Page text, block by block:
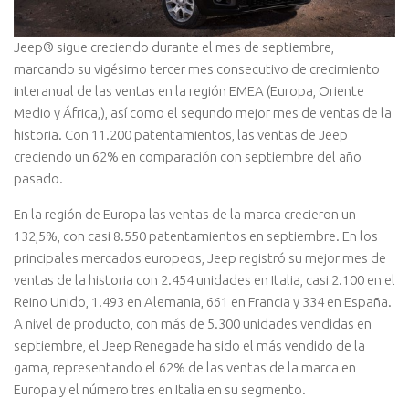
Jeep® sigue creciendo durante el mes de septiembre,
marcando su vigésimo tercer mes consecutivo de crecimiento
interanual de las ventas en la región EMEA (Europa, Oriente
Medio y África,), así como el segundo mejor mes de ventas de la
historia. Con 11.200 patentamientos, las ventas de Jeep
creciendo un 62% en comparación con septiembre del año
pasado.
En la región de Europa las ventas de la marca crecieron un
132,5%, con casi 8.550 patentamientos en septiembre. En los
principales mercados europeos, Jeep registró su mejor mes de
ventas de la historia con 2.454 unidades en Italia, casi 2.100 en el
Reino Unido, 1.493 en Alemania, 661 en Francia y 334 en España.
A nivel de producto, con más de 5.300 unidades vendidas en
septiembre, el Jeep Renegade ha sido el más vendido de la
gama, representando el 62% de las ventas de la marca en
Europa y el número tres en Italia en su segmento.